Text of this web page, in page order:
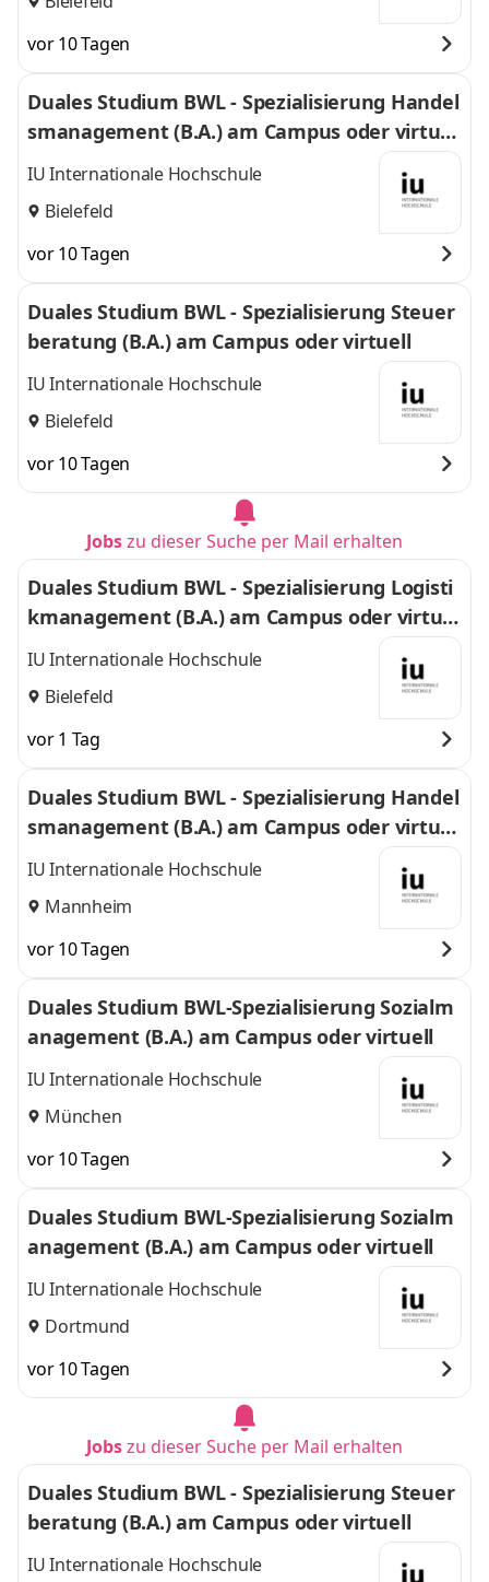
vor 10 Tagen
Duales Studium BWL - Spezialisierung Handel
smanagement (B.A.) am Campus oder virtuel
l
IU Internationale Hochschule
Bielefeld
vor 10 Tagen
Duales Studium BWL - Spezialisierung Steuer
beratung (B.A.) am Campus oder virtuell
IU Internationale Hochschule
Bielefeld
vor 10 Tagen
Jobszu dieser Suche per Mail erhalten
Duales Studium BWL - Spezialisierung Logisti
kmanagement (B.A.) am Campus oder virtuel
l
IU Internationale Hochschule
Bielefeld
vor 1 Tag
Duales Studium BWL - Spezialisierung Handel
smanagement (B.A.) am Campus oder virtuel
l
IU Internationale Hochschule
Mannheim
vor 10 Tagen
Duales Studium BWL-Spezialisierung Sozialm
anagement (B.A.) am Campus oder virtuell
IU Internationale Hochschule
München
vor 10 Tagen
Duales Studium BWL-Spezialisierung Sozialm
anagement (B.A.) am Campus oder virtuell
IU Internationale Hochschule
Dortmund
vor 10 Tagen
Jobszu dieser Suche per Mail erhalten
Duales Studium BWL - Spezialisierung Steuer
beratung (B.A.) am Campus oder virtuell
IU Internationale Hochschule